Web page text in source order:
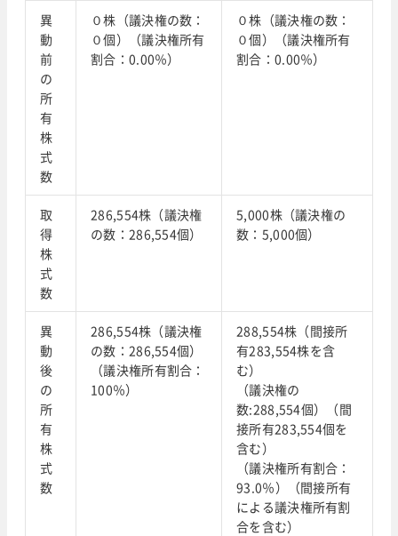
異
動
前
の
所
有
株
式
数
０株（議決権の数：
０個）（議決権所有
割合：0.00％）
０株（議決権の数：
０個）（議決権所有
割合：0.00％）
取
得
株
式
数
286,554株（議決権
の数：286,554個）
5,000株（議決権の
数：5,000個）
異
動
後
の
所
有
株
式
数
286,554株（議決権
の数：286,554個）
（議決権所有割合：
100％）
288,554株（間接所
有283,554株を含
む）
（議決権の
数:288,554個）（間
接所有283,554個を
含む）
（議決権所有割合：
93.0％）（間接所有
による議決権所有割
合を含む）